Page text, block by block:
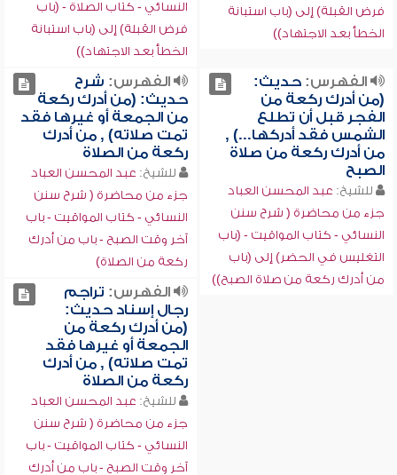
فرض القبلة) إلى (باب استبانة
الخطأ بعد الاجتهاد))
النسائي - كتاب الصلاة - (باب
فرض القبلة) إلى (باب استبانة
الخطأ بعد الاجتهاد))
الفهرس:حديث:
(من أدرك ركعة من
الفجر قبل أن تطلع
الشمس فقد أدركها...) ,
من أدرك ركعة من صلاة
الصبح
للشيخ: عبد المحسن العباد
جزء من محاضرة ( شرح سنن
النسائي - كتاب المواقيت - (باب
التغليس في الحضر) إلى (باب
من أدرك ركعة من صلاة الصبح))
الفهرس: شرح
حديث: (من أدرك ركعة
من الجمعة أو غيرها فقد
تمت صلاته) , من أدرك
ركعة من الصلاة
للشيخ: عبد المحسن العباد
جزء من محاضرة ( شرح سنن
النسائي - كتاب المواقيت - باب
آخر وقت الصبح - باب من أدرك
ركعة من الصلاة)
الفهرس: تراجم
رجال إسناد حديث:
(من أدرك ركعة من
الجمعة أو غيرها فقد
تمت صلاته) , من أدرك
ركعة من الصلاة
للشيخ: عبد المحسن العباد
جزء من محاضرة ( شرح سنن
النسائي - كتاب المواقيت - باب
آخر وقت الصبح - باب من أدرك